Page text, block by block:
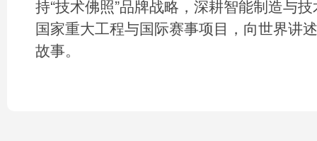
持“技术佛照”品牌战略，深耕智能制造与
国家重大工程与国际赛事项目，向世界讲
故事。